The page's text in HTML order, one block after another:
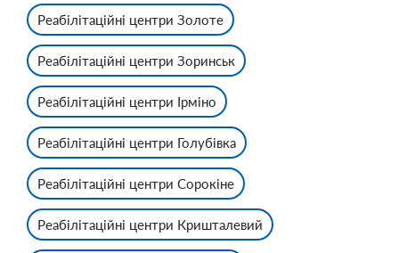
Реабілітаційні центри Золоте
Реабілітаційні центри Зоринськ
Реабілітаційні центри Ірміно
Реабілітаційні центри Голубівка
Реабілітаційні центри Сорокіне
Реабілітаційні центри Кришталевий